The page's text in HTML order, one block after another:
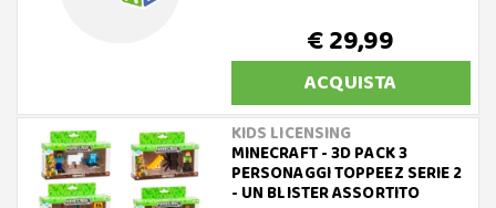
€ 29,99
ACQUISTA
KIDS LICENSING
MINECRAFT - 3D PACK 3
PERSONAGGI TOPPEEZ SERIE 2
- UN BLISTER ASSORTITO